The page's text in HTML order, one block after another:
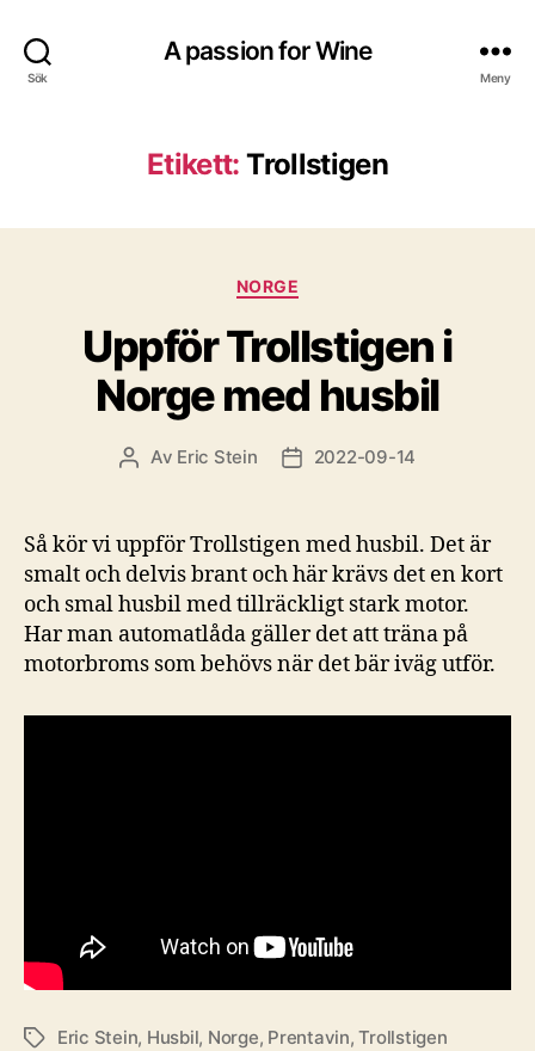
Sök
A passion for Wine
Meny
Etikett: Trollstigen
Kategorier
NORGE
Uppför Trollstigen i
Norge med husbil
Inläggsförfattare
Av Eric Stein Inläggsdatum
2022-09-14
Så kör vi uppför Trollstigen med husbil. Det är
smalt och delvis brant och här krävs det en kort
och smal husbil med tillräckligt stark motor.
Har man automatlåda gäller det att träna på
motorbroms som behövs när det bär iväg utför.
EtiketterEric Stein, Husbil, Norge, Prentavin,Trollstigen